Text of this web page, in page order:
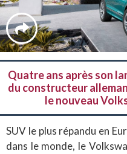
Quatre ans après son
du constructeur
le nouveau
SUV le plus répandu en
dans le monde, le